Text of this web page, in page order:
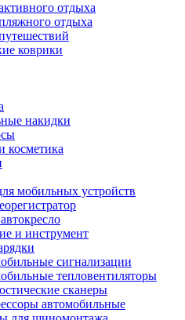
отдыха
отдыха
коврики
накидки
косметика
мобильных устройств
и инструмент
сигнализации
тепловентиляторы
сканеры
автомобильные